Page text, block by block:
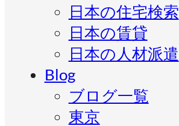
日本の住宅検索
日本の賃貸
日本の人材派遣
Blog
ブログ一覧
東京